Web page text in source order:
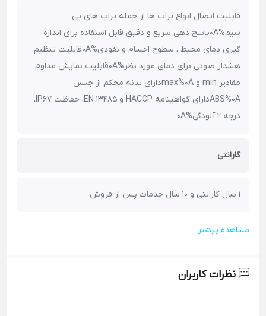
قابلیت اتصال انواع پراب ها از جمله پراب های بی
سیم%0Aپاسخ دهی سریع و دقیق قابل استفاده برای اندازه
گیری دمای محیط ، سطوح اجسام و نفوذی%0Aقابلیت تنظیم
هشدار صوتی برای دمای مورد نظر%0Aقابلیت نمایش مداوم
مقادیر min و max%0Aدارای بدنه محکم از جنس
ABS%0Aدارای گواهینامه HACCP و EN 13485، حفاظت IP67،
درجه 2 آلودگی%0A
گارانتی
1 سال گارانتی و 10 سال خدمات پس از فروش
مشاهده بیشتر
نظرات کاربران